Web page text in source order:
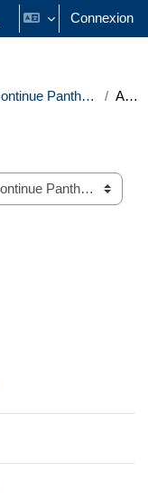
désactiver la saisie
Connexion
Formation continue Panthéon-Sorbonne Autres